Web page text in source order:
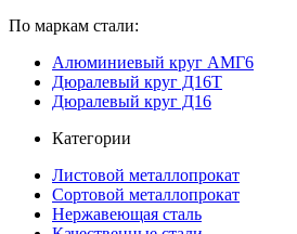
По маркам стали:
Алюминиевый круг АМГ6
Дюралевый круг Д16Т
Дюралевый круг Д16
Категории
Листовой металлопрокат
Сортовой металлопрокат
Нержавеющая сталь